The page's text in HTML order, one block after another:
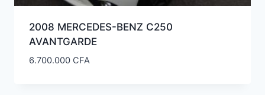
2008 MERCEDES-BENZ C250
AVANTGARDE
6.700.000 CFA